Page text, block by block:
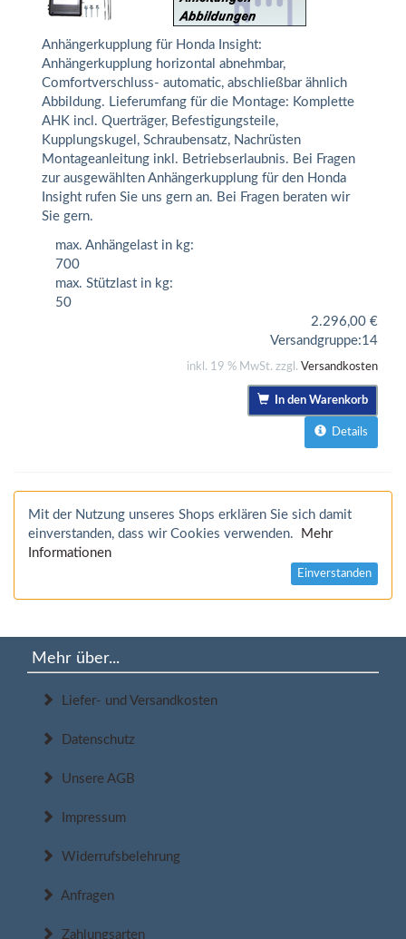
Anhängerkupplung für Honda Insight:
Anhängerkupplung horizontal abnehmbar,
Comfortverschluss- automatic, abschließbar ähnlich
Abbildung. Lieferumfang für die Montage: Komplette
AHK incl. Querträger, Befestigungsteile,
Kupplungskugel, Schraubensatz, Nachrüsten
Montageanleitung inkl. Betriebserlaubnis. Bei Fragen
zur ausgewählten Anhängerkupplung für den Honda
Insight rufen Sie uns gern an. Bei Fragen beraten wir
Sie gern.
max. Anhängelast in kg:
700
max. Stützlast in kg:
50
2.296,00 €
Versandgruppe:14
inkl. 19 % MwSt. zzgl. Versandkosten
In den Warenkorb
Details
Mit der Nutzung unseres Shops erklären Sie sich damit
einverstanden, dass wir Cookies verwenden.
Mehr
Informationen
Einverstanden
Mehr über...
Liefer- und Versandkosten
Datenschutz
Unsere AGB
Impressum
Widerrufsbelehrung
Anfragen
Zahlungsarten